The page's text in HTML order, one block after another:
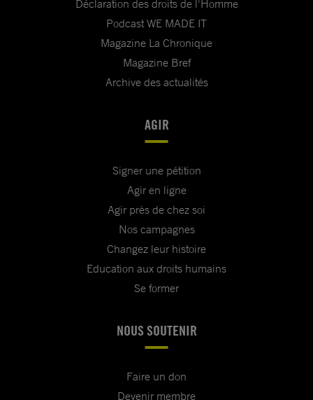
Déclaration des droits de l'Homme
Podcast WE MADE IT
Magazine La Chronique
Magazine Bref
Archive des actualités
AGIR
Signer une pétition
Agir en ligne
Agir près de chez soi
Nos campagnes
Changez leur histoire
Education aux droits humains
Se former
NOUS SOUTENIR
Faire un don
Devenir membre